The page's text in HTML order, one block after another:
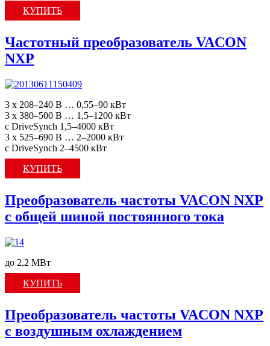
КУПИТЬ
Частотный преобразователь VACON
NXP
3 x 208–240 В … 0,55–90 кВт
3 x 380–500 В … 1,5–1200 кВт
с DriveSynch 1,5–4000 кВт
3 x 525–690 В … 2–2000 кВт
с DriveSynch 2–4500 кВт
КУПИТЬ
Преобразователь частоты VACON NXP
с общей шиной постоянного тока
до 2,2 МВт
КУПИТЬ
Преобразователь частоты VACON NXP
c воздушным охлаждением